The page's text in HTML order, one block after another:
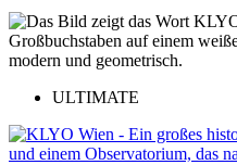
ULTIMATE